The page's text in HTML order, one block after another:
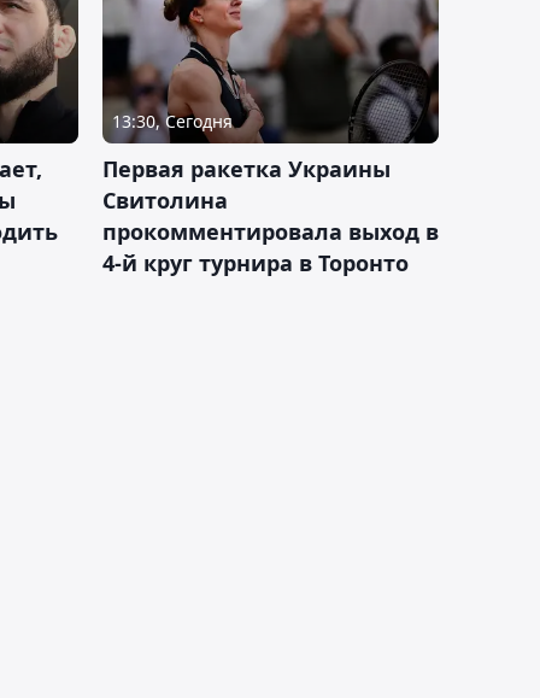
13:30, Сегодня
Первая ракетка Украины
Свитолина
прокомментировала выход в
4-й круг турнира в Торонто